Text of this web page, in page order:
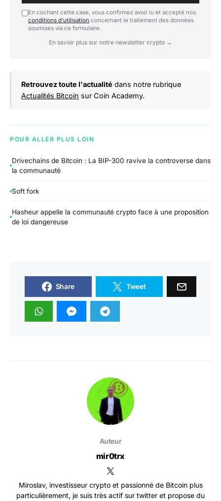
En cochant cette case, vous confirmez avoir lu et accepté nos
conditions d'utilisation concernant le traitement des données
soumises via ce formulaire.
En savoir plus sur notre newsletter crypto →
Retrouvez toute l'actualité dans notre rubrique
Actualités Bitcoin sur Coin Academy.
POUR ALLER PLUS LOIN
Drivechains de Bitcoin : La BIP-300 ravive la controverse dans
la communauté
Soft fork
Hasheur appelle la communauté crypto face à une proposition
de loi dangereuse
Share Tweet
Auteur
mir0trx
Miroslav, investisseur crypto et passionné de Bitcoin plus
particulièrement, je suis très actif sur twitter et propose du